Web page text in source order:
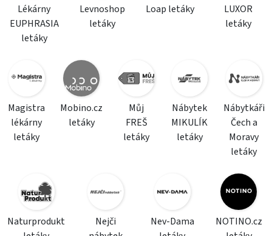
Lékárny
EUPHRASIA
letáky
Levnoshop
letáky
Loap letáky
LUXOR
letáky
Magistra
lékárny
letáky
Mobino.cz
letáky
Můj
FREŠ
letáky
Nábytek
MIKULÍK
letáky
Nábytkáři
Čech a
Moravy
letáky
Naturprodukt
Nejči
Nev-Dama
NOTINO.cz